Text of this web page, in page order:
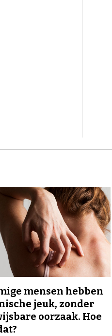
mensen hebben
jeuk, zonder
oorzaak. Hoe